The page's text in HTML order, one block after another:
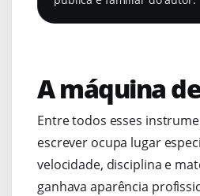
A máquina
Entre todos esses
escrever ocupa lugar
velocidade, disciplina e
ganhava aparência